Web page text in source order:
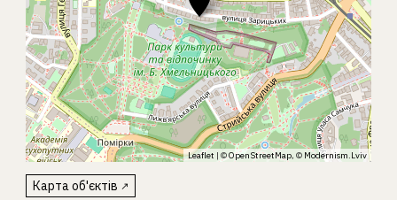
Leaflet | ©OpenStreetMap, © Modernism.Lviv
Карта об'єктів